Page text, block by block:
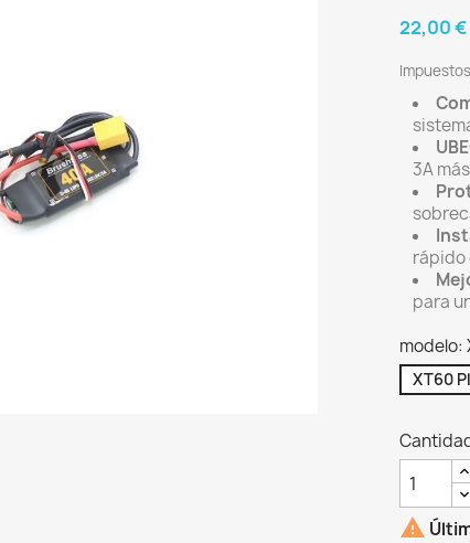
22,00 €
3A
rápido
para
modelo:
XT60
